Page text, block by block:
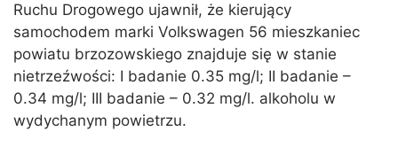
Ruchu Drogowego ujawnił, że kierujący
samochodem marki Volkswagen 56 mieszkaniec
powiatu brzozowskiego znajduje się w stanie
nietrzeźwości: I badanie 0.35 mg/l; II badanie –
0.34 mg/l; III badanie – 0.32 mg/l. alkoholu w
wydychanym powietrzu.